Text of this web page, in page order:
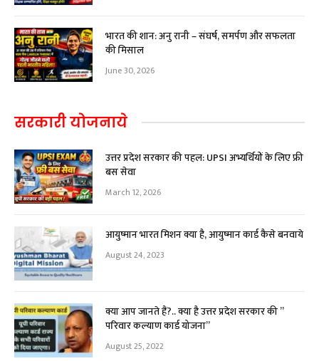
भारत की शान: अनु रानी – संघर्ष, समर्पण और सफलता
की मिसाल
June 30, 2026
सरकारी योजनाये
उत्तर प्रदेश सरकार की पहल: UPSI अभ्यर्थियों के लिए फ्री
बस सेवा
March 12, 2026
आयुष्मान भारत मिशन क्या है, आयुष्मान कार्ड कैसे बनवाये
August 24, 2023
क्या आप जानते हैं?.. क्या है उत्तर प्रदेश सरकार की ”
परिवार कल्याण कार्ड योजना”
August 25, 2022